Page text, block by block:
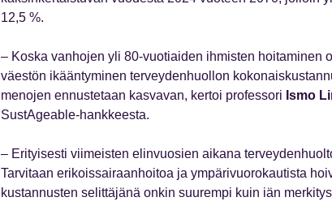
12,5 %.
– Koska vanhojen yli 80-vuotiaiden ihmisten hoitaminen
väestön ikääntyminen terveydenhuollon
menojen ennustetaan kasvavan, kertoi professori Ismo
SustAgeable-hankkeesta.
– Erityisesti viimeisten elinvuosien aikana
Tarvitaan erikoissairaanhoitoa ja ympärivuorokautista
kustannusten selittäjänä onkin suurempi kuin iän